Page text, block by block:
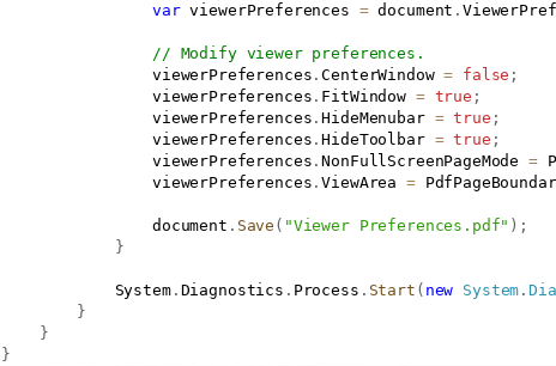
var viewerPreferences = document .
// Modify viewer preferences.
                viewerPreferences
.CenterWindow = false ;
                viewerPreferences
. FitWindow = true ;
                viewerPreferences
.HideMenubar = true ;
                viewerPreferences
.HideToolbar = true ;
                viewerPreferences
.NonFullScreenPageMode =
                viewerPreferences
.ViewArea =
                document
. Save ( "Viewer Preferences.pdf" ) ;
}
            System
. Diagnostics . Process . Start ( new System .
}
}
}